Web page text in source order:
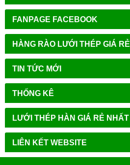
FANPAGE FACEBOOK
HÀNG RÀO LƯỚI THÉP GIÁ RẺ
TIN TỨC MỚI
THỐNG KÊ
LƯỚI THÉP HÀN GIÁ RẺ NHẤT
LIÊN KẾT WEBSITE